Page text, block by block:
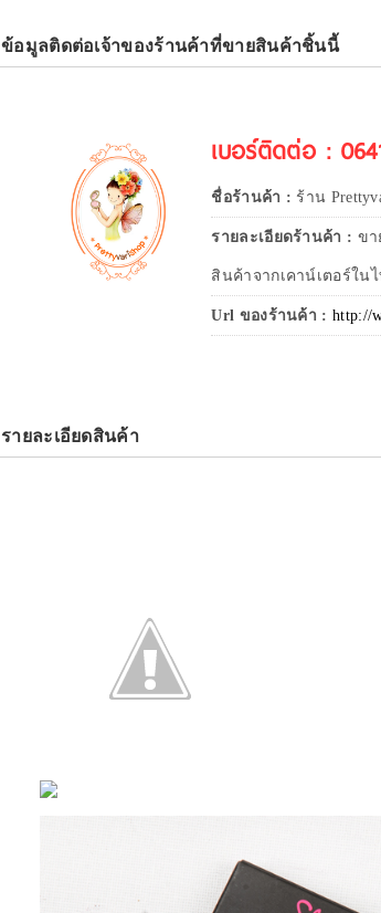
ข้อมูลติดต่อเจ้าของร้านค้าที่ขายสินค้าชิ้นนี้
เบอร์ติดต่อ :
ชื่อร้านค้า : ร้าน
รายละเอียดร้านค้า : ขา
สินค้าจากเคาน์เตอร์ใน
Url ของร้านค้า : http://
รายละเอียดสินค้า